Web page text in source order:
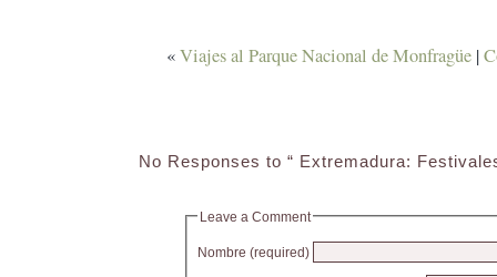
«Viajes al Parque Nacional de Monfragüe |
No Responses to “ Extremadura:
Leave a Comment
Nombre (required)